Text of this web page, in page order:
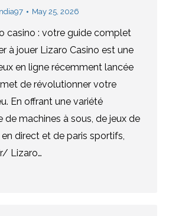
May 25, 2026
casino : votre guide complet
à jouer Lizaro Casino est une
en ligne récemment lancée
de révolutionner votre
En offrant une variété
de machines à sous, de jeux de
direct et de paris sportifs,
Lizaro…